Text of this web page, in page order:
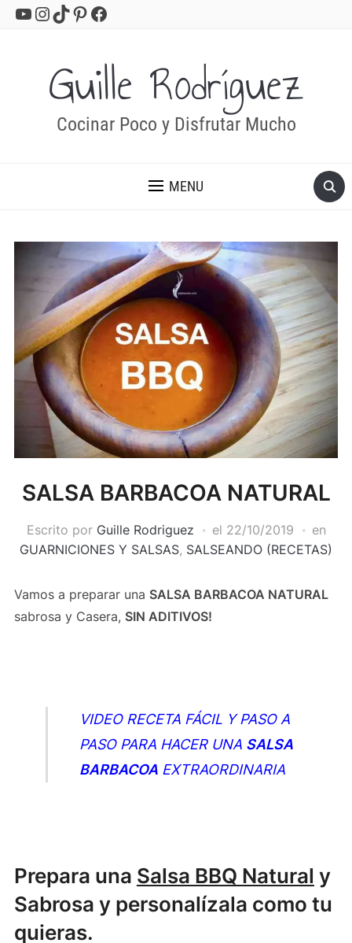
YouTube
Instagram
TikTok
Pinterest
Facebook
Guille Rodríguez
Cocinar Poco y Disfrutar Mucho
MENU
SALSA BARBACOA NATURAL
Escrito por Guille Rodriguez el 22/10/2019
en
GUARNICIONES Y SALSAS, SALSEANDO (RECETAS)
Vamos a preparar una SALSA BARBACOA NATURAL
sabrosa y Casera, SIN ADITIVOS!
VIDEO RECETA FÁCIL Y PASO A
PASO PARA HACER UNA SALSA
BARBACOAEXTRAORDINARIA
Prepara una Salsa BBQ Natural y
Sabrosa y personalízala como tu
quieras.